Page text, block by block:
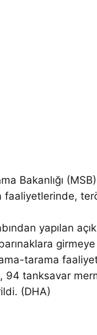
Bakanlığı
yapılan
tarama
94 tanksavar
(DHA)